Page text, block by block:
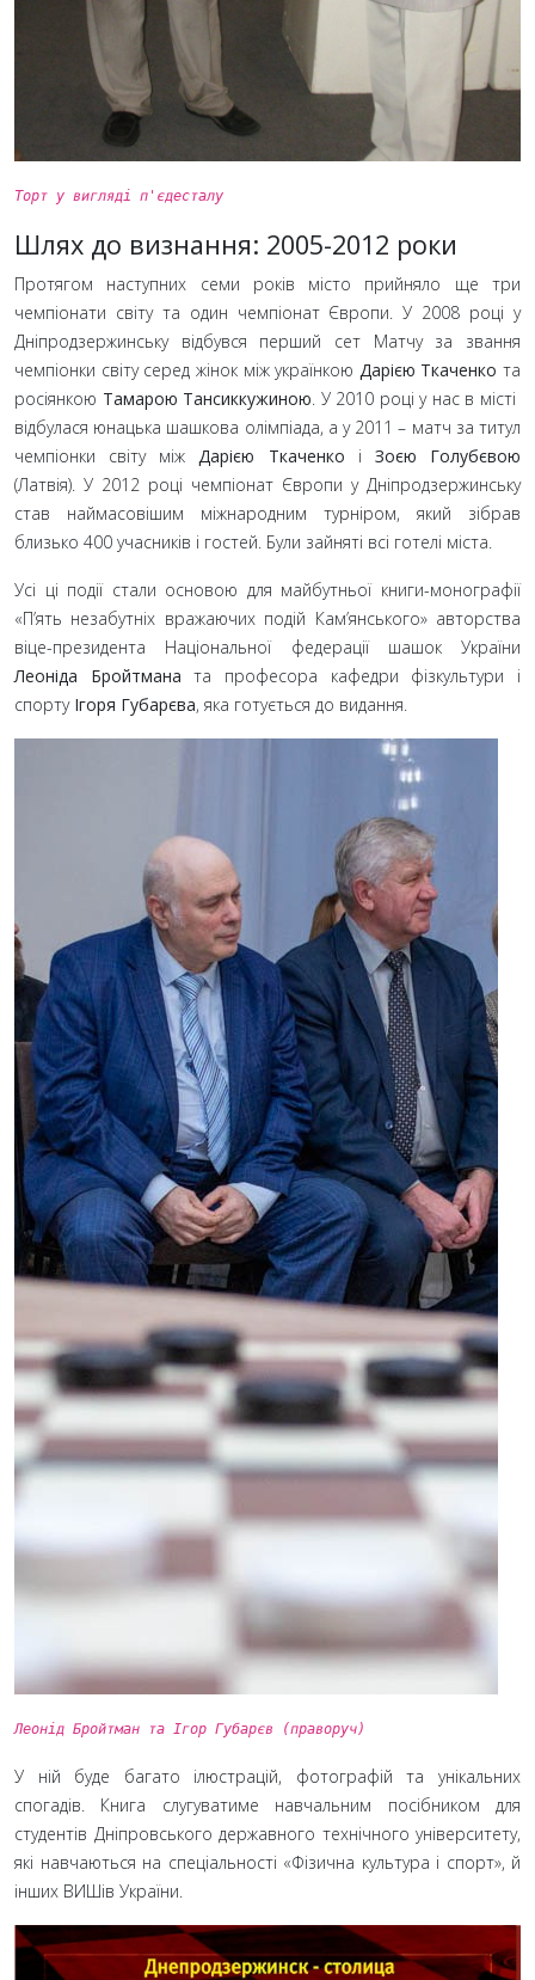
Торт у вигляді п'єдесталу
Шлях до визнання: 2005-2012 роки
Протягом наступних семи років місто прийняло ще три
чемпіонати світу та один чемпіонат Європи. У 2008 році у
Дніпродзержинську відбувся перший сет Матчу за звання
чемпіонки світу серед жінок між українкою Дарією Ткаченко та
росіянкою Тамарою Тансиккужиною. У 2010 році у нас в місті
відбулася юнацька шашкова олімпіада, а у 2011 – матч за титул
чемпіонки світу міжДарією Ткаченко і Зоєю Голубєвою
(Латвія). У 2012 році чемпіонат Європи у Дніпродзержинську
став наймасовішим міжнародним турніром, який зібрав
близько 400 учасників і гостей. Були зайняті всі готелі міста.
Усі ці події стали основою для майбутньої книги-монографії
«П’ять незабутніх вражаючих подій Кам’янського» авторства
віце-президента Національної федерації шашок України
Леоніда Бройтмана та професора кафедри фізкультури і
спорту Ігоря Губарєва, яка готується до видання.
Леонід Бройтман та Ігор Губарєв (праворуч)
У ній буде багато ілюстрацій, фотографій та унікальних
спогадів. Книга слугуватиме навчальним посібником для
студентів Дніпровського державного технічного університету,
які навчаються на спеціальності «Фізична культура і спорт», й
інших ВИШів України.